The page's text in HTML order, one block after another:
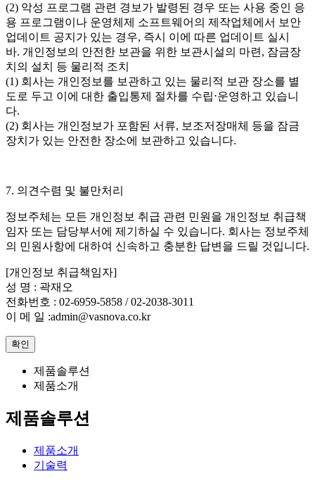
(2) 악성 프로그램 관련 경보가 발령된 경우 또는 사용 중인 응
용 프로그램이나 운영체제 소프트웨어의 제작업체에서 보안
업데이트 공지가 있는 경우, 즉시 이에 따른 업데이트 실시
바. 개인정보의 안전한 보관을 위한 보관시설의 마련, 잠금장
치의 설치 등 물리적 조치
(1) 회사는 개인정보를 보관하고 있는 물리적 보관 장소를 별
도로 두고 이에 대한 출입통제 절차를 수립⋅운영하고 있습니
다.
(2) 회사는 개인정보가 포함된 서류, 보조저장매체 등을 잠금
장치가 있는 안전한 장소에 보관하고 있습니다.
7. 의견수렴 및 불만처리
정보주체는 모든 개인정보 취급 관련 민원을 개인정보 취급책
임자 또는 담당부서에 제기하실 수 있습니다. 회사는 정보주체
의 민원사항에 대하여 신속하고 충분한 답변을 드릴 것입니다.
[개인정보 취급책임자]
성 명 : 곽재오
전화번호 : 02-6959-5858 / 02-2038-3011
이 메 일 :admin@vasnova.co.kr
확인
제품솔루션
제품소개
제품솔루션
제품소개
기술력